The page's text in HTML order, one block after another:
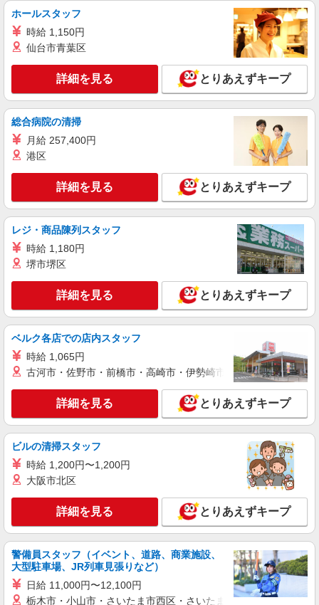
ホールスタッフ
時給 1,150円
仙台市青葉区
詳細を見る とりあえずキープ
総合病院の清掃
月給 257,400円
港区
詳細を見る とりあえずキープ
レジ・商品陳列スタッフ
時給 1,180円
堺市堺区
詳細を見る とりあえずキープ
ベルク各店での店内スタッフ
時給 1,065円
古河市・佐野市・前橋市・高崎市・伊勢崎市・太田市・館林市
詳細を見る とりあえずキープ
ビルの清掃スタッフ
時給 1,200円〜1,200円
大阪市北区
詳細を見る とりあえずキープ
警備員スタッフ（イベント、道路、商業施設、
大型駐車場、JR列車見張りなど）
日給 11,000円〜12,100円
栃木市・小山市・さいたま市西区・さいたま市岩槻区・久喜市・